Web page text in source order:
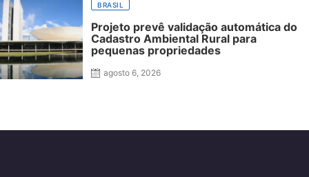
BRASIL
Projeto prevê validação automática do
Cadastro Ambiental Rural para
pequenas propriedades
agosto 6, 2026